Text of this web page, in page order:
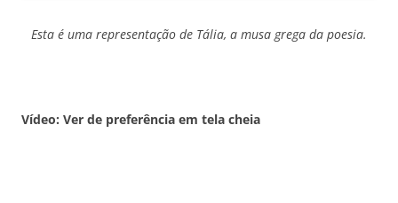
Esta é uma representação de Tália, a musa grega da poesia.
Vídeo: Ver de preferência em tela cheia